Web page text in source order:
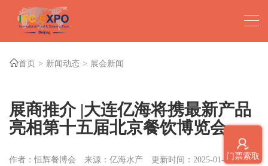
门票索取
首页 新闻动态 展会新闻
展商推介 |大连亿海将携最新产品
亮相第十五届北京餐饮博览会
作者：恒辉餐博会 来源：亿海水产 更新时间：2025-01-26
点击